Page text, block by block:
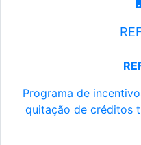
Programa de
quitação de créditos